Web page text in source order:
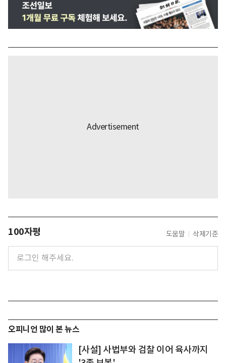
100자평 도움말 삭제기준
오피니언 많이 본 뉴스
[사설] 사법부와 검찰 이어 육사까지